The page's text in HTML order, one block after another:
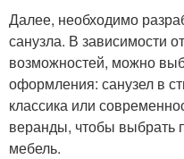
Далее, необходимо
санузла. В зависимости
возможностей, можно
оформления: санузел в
классика или
веранды, чтобы выбрать
мебель.